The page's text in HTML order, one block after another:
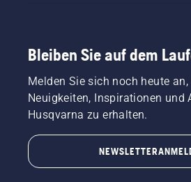
Bleiben Sie auf dem
Melden Sie sich noch heute
Neuigkeiten, Inspirationen und
Husqvarna zu erhalten.